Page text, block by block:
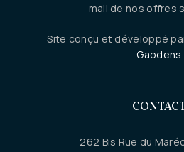
mail de nos offres
Site conçu et développé
Gaodens
262 Bis Rue du